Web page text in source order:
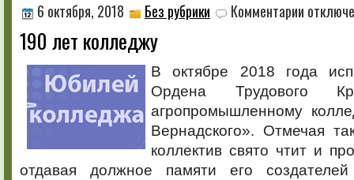
6 октября, 2018 Без рубрики Комментарии записи
190 лет колледжу
В октябре 2018 года
Ордена Трудового
агропромышленному
Вернадского». Отмечая
коллектив свято чтит и
отдавая должное памяти его